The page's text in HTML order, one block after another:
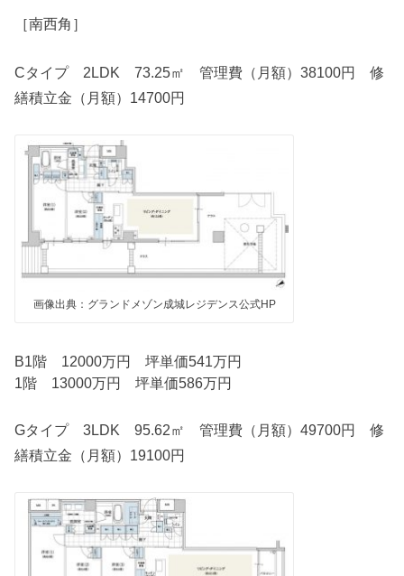
［南西角］
Cタイプ 2LDK 73.25㎡ 管理費（月額）38100円 修
繕積立金（月額）14700円
画像出典：グランドメゾン成城レジデンス公式HP
B1階 12000万円 坪単価541万円
1階 13000万円 坪単価586万円
Gタイプ 3LDK 95.62㎡ 管理費（月額）49700円 修
繕積立金（月額）19100円